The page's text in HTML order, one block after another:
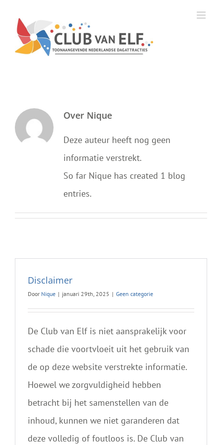
inhoud
Over Nique
Deze auteur heeft nog geen
informatie verstrekt.
So far Nique has created 1 blog
entries.
Disclaimer
Door Nique | januari 29th, 2025 | Geen categorie
De Club van Elf is niet aansprakelijk voor
schade die voortvloeit uit het gebruik van
de op deze website verstrekte informatie.
Hoewel we zorgvuldigheid hebben
betracht bij het samenstellen van de
inhoud, kunnen we niet garanderen dat
deze volledig of foutloos is. De Club van